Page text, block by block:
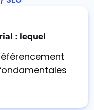
: lequel